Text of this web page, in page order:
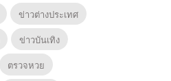
ข่าวต่างประเทศ
ข่าวบันเทิง
ตรวจหวย